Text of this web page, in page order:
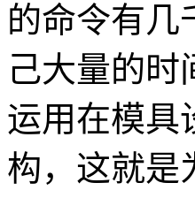
的命令有几
己大量的时
运用在模具
构，这就是